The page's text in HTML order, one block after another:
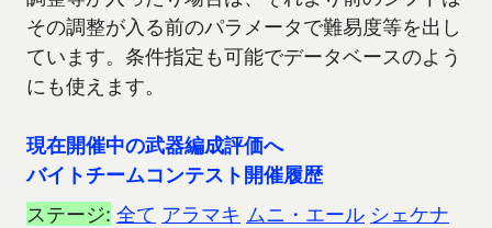
その調整が入る前のパラメータで難易度等を出し
ています。条件指定も可能でデータベースのよう
にも使えます。
現在開催中の武器編成評価へ
バイトチームコンテスト開催履歴
ステージ: 全て アラマキ ムニ・エール シェケナ